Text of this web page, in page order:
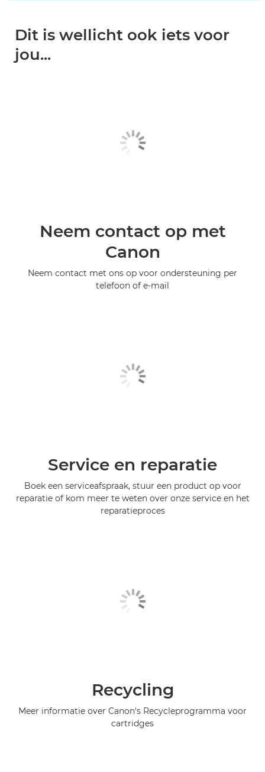
Dit is wellicht ook iets voor
jou...
Neem contact op met
Canon
Neem contact met ons op voor ondersteuning per
telefoon of e-mail
Service en reparatie
Boek een serviceafspraak, stuur een product op voor
reparatie of kom meer te weten over onze service en het
reparatieproces
Recycling
Meer informatie over Canon's Recycleprogramma voor
cartridges